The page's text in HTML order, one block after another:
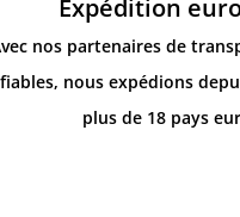
Expédition
nos partenaires de
fiables, nous expédions
plus de 18 pays